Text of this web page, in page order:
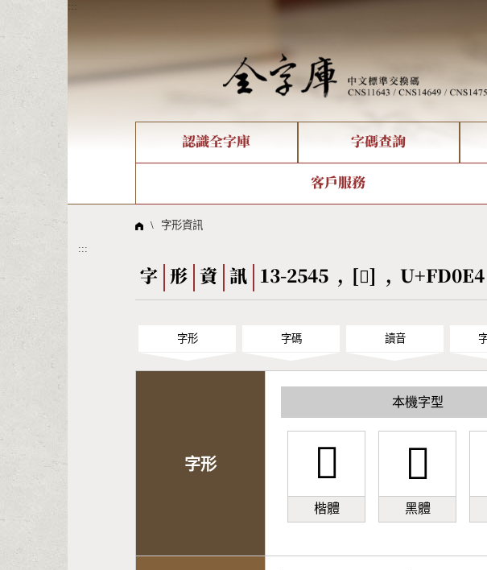
:::
認識全字庫
全字庫現況
線上教學
字碼查詢
部件查詢
倉頡查詢
Big5查詢 拼音查詢
造字解決方案
字形下載
客戶服務
問題集
\ 字形資訊
:::
字 形 資 訊 13-2545 , [󽃤] , U+FD0E4
字形 字碼 讀音
字形
本機字型
󽃤
楷體
󽃤
黑體